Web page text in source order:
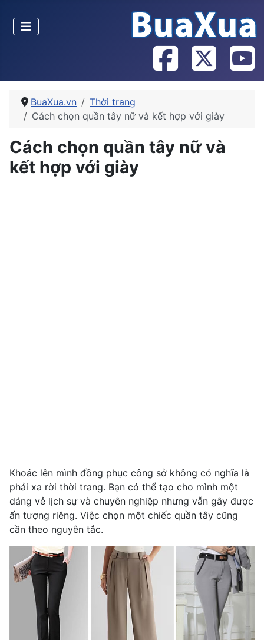
BuaXua.vn
Thời trang
Cách chọn quần tây nữ và kết hợp với giày
Cách chọn quần tây nữ và
kết hợp với giày
Khoác lên mình đồng phục công sở không có nghĩa là
phải xa rời thời trang. Bạn có thể tạo cho mình một
dáng vẻ lịch sự và chuyên nghiệp nhưng vẫn gây được
ấn tượng riêng. Việc chọn một chiếc quần tây cũng
cần theo nguyên tắc.